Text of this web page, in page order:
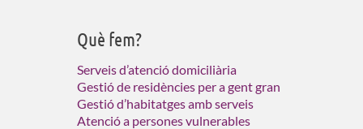
Què fem?
Serveis d’atenció domiciliària
Gestió de residències per a gent gran
Gestió d’habitatges amb serveis
Atenció a persones vulnerables